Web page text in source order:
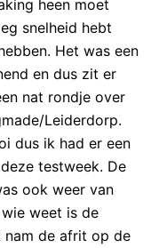
heen moet
snelheid hebt
Het was een
en dus zit er
nat rondje over
Leiderdorp.
dus ik had er een
testweek. De
ook weer van
weet is de
nam de afrit op de